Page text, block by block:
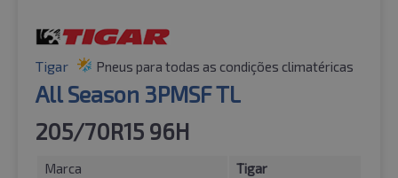
Tigar Pneus para todas as condições climatéricas
All Season 3PMSF TL
205/70R15 96H
Marca
Tigar